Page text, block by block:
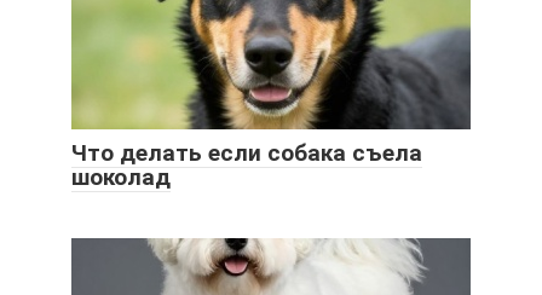
Что делать если собака съела
шоколад